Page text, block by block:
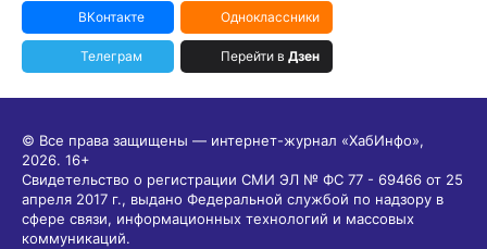
ВКонтакте Одноклассники
Телеграм Перейти в Дзен
© Все права защищены — интернет-журнал «ХабИнфо»,
2026. 16+
Свидетельство о регистрации СМИ ЭЛ № ФС 77 - 69466 от 25
апреля 2017 г., выдано Федеральной службой по надзору в
сфере связи, информационных технологий и массовых
коммуникаций.